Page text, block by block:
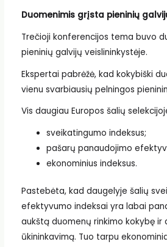
Duomenimis grįsta pieninių
Trečioji konferencijos tema buvo
pieninių galvijų veislininkystėje.
Ekspertai pabrėžė, kad kokybiški
vienu svarbiausių pelningos
Vis daugiau Europos šalių
sveikatingumo indeksus;
pašarų panaudojimo
ekonominius indeksus.
Pastebėta, kad daugelyje šalių
efektyvumo indeksai yra labai
aukštą duomenų rinkimo kokybę ir
ūkininkavimą. Tuo tarpu